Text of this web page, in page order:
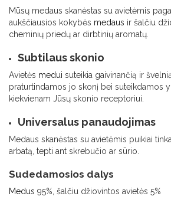
Mūsų medaus skanėstas su avietėmis
aukščiausios kokybės medaus ir šalčiu
cheminių priedų ar dirbtinių aromatų.
Subtilaus skonio
Avietės medui suteikia gaivinančią ir
praturtindamos jo skonį bei suteikdamos
kiekvienam Jūsų skonio receptoriui.
Universalus panaudojimas
Medaus skanėstas su avietėmis puikiai
arbatą, tepti ant skrebučio ar sūrio.
Sudedamosios dalys
Medus 95%, šalčiu džiovintos avietės 5%